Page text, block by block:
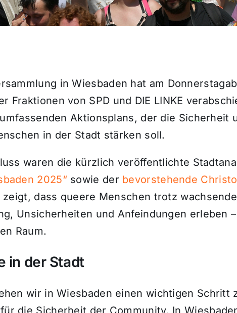
in Wiesbaden hat am
Fraktionen von SPD und DIE LINKE
Aktionsplans, der die Sicherheit
in der Stadt stärken soll.
waren die kürzlich veröffentlichte
2025“ sowie der bevorstehende
zeigt, dass queere Menschen trotz
Unsicherheiten und Anfeindungen erleben –
Raum.
in der Stadt
wir in Wiesbaden einen wichtigen Schritt